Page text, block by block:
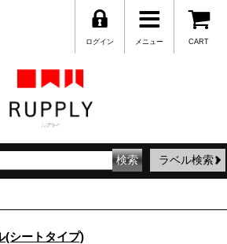
CART
メニュー
ログイン
ラベル検索
(シートタイプ)